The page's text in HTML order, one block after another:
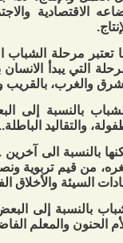
الاقتصادية
تعتبر مرحلة الشباب
التي يبدأ
والغرب، بالقريب
بالنسبة إلى
والتقاليد
بالنسبة الى
من قيم تربوية
السيئة والأخلاق
الحنون والمعلم